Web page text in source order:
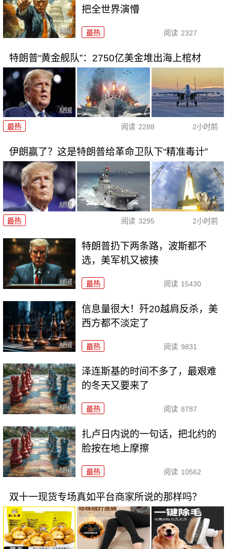
把全世界演懵
最热 阅读 2327
特朗普“黄金舰队”：2750亿美金堆出海上棺材
最热 阅读 2288 2小时前
伊朗赢了？这是特朗普给革命卫队下“精准毒计”
最热 阅读 3295 2小时前
特朗普扔下两条路，波斯都不
选，美军机又被揍
最热 阅读 15430
信息量很大！歼20越肩反杀，美
西方都不淡定了
最热 阅读 9831
泽连斯基的时间不多了，最艰难
的冬天又要来了
最热 阅读 8787
扎卢日内说的一句话，把北约的
脸按在地上摩擦
最热 阅读 10562
双十一现货专场真如平台商家所说的那样吗？